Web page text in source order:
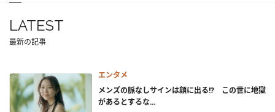
LATEST
最新の記事
エンタメ
メンズの脈なしサインは顔に出る!? この世に地獄
があるとするな...